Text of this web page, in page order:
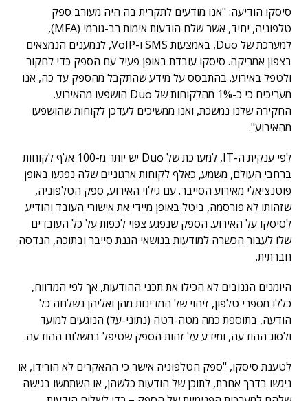
סיסקו הודיעה: "אנו מודעים לתקרית בה היה מעורב ספק
טלפוניה, יחיד, אשר שלח הודעות אימות רב-גורמי (MFA),
למערכת של Duo, באמצעות SMS ו-VoIP, לנמענים הנמצאים
בצפון אמריקה. סיסקו עובדת באופן פעיל עם הספק כדי לחקור
ולטפל באירוע. בהתבסס על מידע שהתקבל מהספק עד כה, אנו
מעריכים כי כ-1% מהלקוחות של Duo הושפעו מהאירוע.
החקירה שלנו נמשכת, ואנו ממשיכים לעדכן לקוחות שהושפעו
מהאירוע".
לפי ענקית ה-IT, למערכת של Duo יש יותר מ-100 אלף לקוחות
ברחבי העולם, משמע, כאלף לקוחות ארגוניים שלה נפגעו באופן
פוטנציאלי מאירוע הסייבר. עם גילוי האירוע, ספק הטלפוניה,
שזהותו לא פורסמה, ביטל באופן מיידי את אישורי העובד והודיע ​​
לסיסקו על האירוע. הספק שנפגע צפוי לכפות על כל העובדים
שלו לעבור הכשרה למודעות בנושאי הגנת סייבר ובתוכה, הנדסה
חברתית.
היומנים הגנובים לא הכילו את תכני ההודעות, אך לפי המדווח,
כללו מספרי טלפון, זיהוי של המדינות מהן ואליהן נשלחה כל
הודעה, בתוספת כמה מטה-דטה (נתוני-על) הנוגעים למועד
ולסוג ההודעה, ומידע על זהות הספק שטיפל במשלוח ההודעה.
לטענת סיסקו, "ספק הטלפוניה אישר כי ההאקרים לא הורידו, או
ניגשו בדרך אחרת, לתוכן של הודעות כלשהן, או השתמשו בגישה